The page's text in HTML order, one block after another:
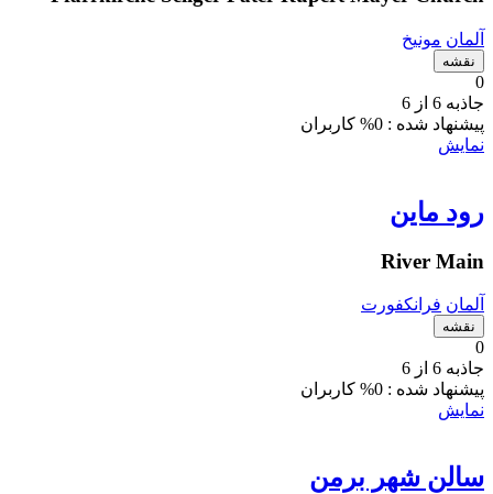
آلمان مونیخ
نقشه
0
جاذبه 6 از 6
پیشنهاد شده : 0% کاربران
نمایش
رود ماین
River Main
آلمان فرانکفورت
نقشه
0
جاذبه 6 از 6
پیشنهاد شده : 0% کاربران
نمایش
سالن شهر برمن